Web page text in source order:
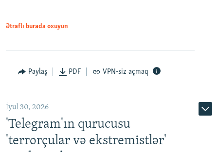
Ətraflı burada oxuyun
Paylaş PDF VPN-siz açmaq
İyul 30, 2026
'Telegram'ın qurucusu
'terrorçular və ekstremistlər'